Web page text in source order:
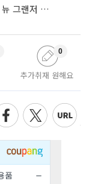
효율·AI 더했다…더 강하고 알뜰해진 ‘더 뉴 그랜저 하이브리드’
추가취재 원해요
0